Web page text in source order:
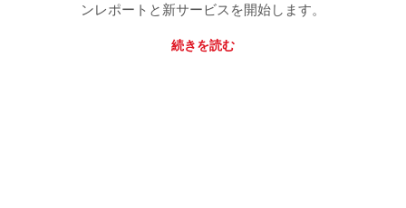
ンレポートと新サービスを開始します。
続きを読む